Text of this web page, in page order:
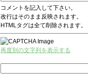
コメントを記入して下さい。
改行はそのまま反映されます。
HTMLタグは全て削除されます。
再度別の文字列を表示する